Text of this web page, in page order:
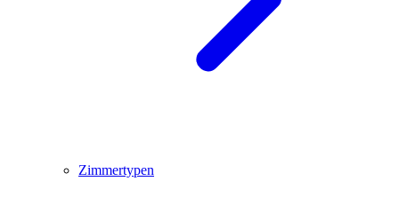
Zimmertypen